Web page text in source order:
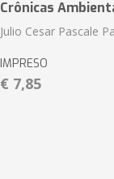
Crônicas
Julio Cesar Pascale
IMPRESO
€ 7,85